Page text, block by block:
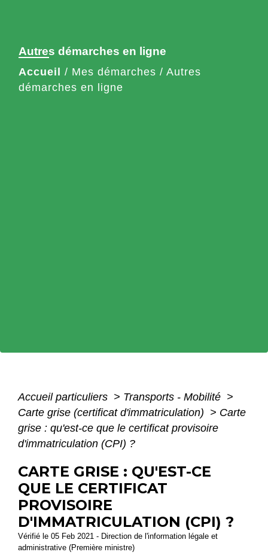
Autres démarches en ligne
Accueil / Mes démarches / Autres
démarches en ligne
Accueil particuliers > Transports - Mobilité >
Carte grise (certificat d'immatriculation) > Carte
grise : qu'est-ce que le certificat provisoire
d'immatriculation (CPI) ?
CARTE GRISE : QU'EST-CE
QUE LE CERTIFICAT
PROVISOIRE
D'IMMATRICULATION (CPI) ?
Vérifié le 05 Feb 2021 - Direction de l'information légale et
administrative (Première ministre)